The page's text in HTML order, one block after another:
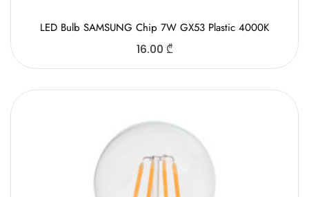
LED Bulb SAMSUNG Chip 7W GX53 Plastic 4000K
16.00 ₾